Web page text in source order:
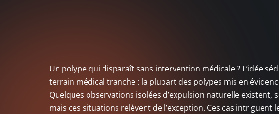
Un polype qui disparaît sans intervention médicale ? L’idée
terrain médical tranche : la plupart des polypes mis en
Quelques observations isolées d’expulsion naturelle existent,
mais ces situations relèvent de l’exception. Ces cas